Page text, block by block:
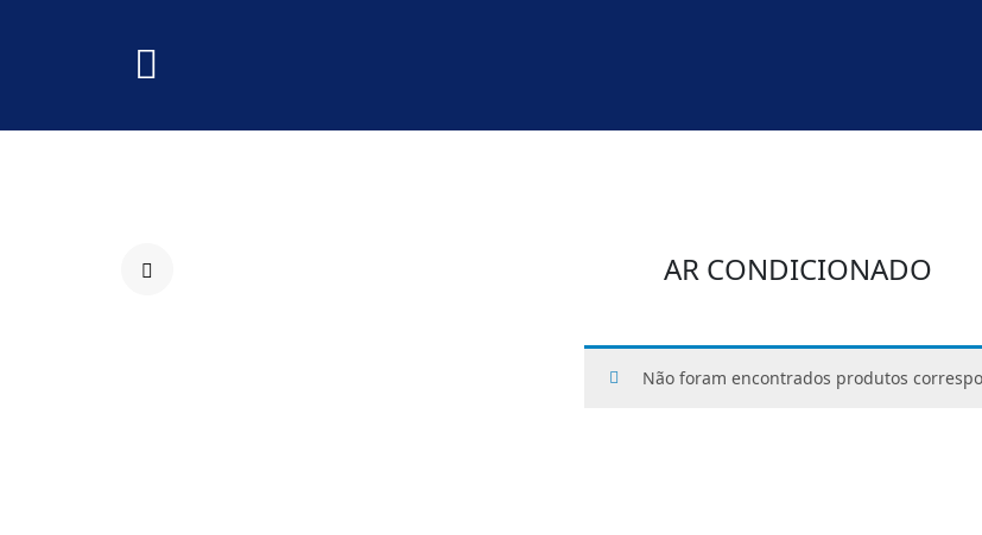
AR CONDICIONADO
Não foram encontrados produtos